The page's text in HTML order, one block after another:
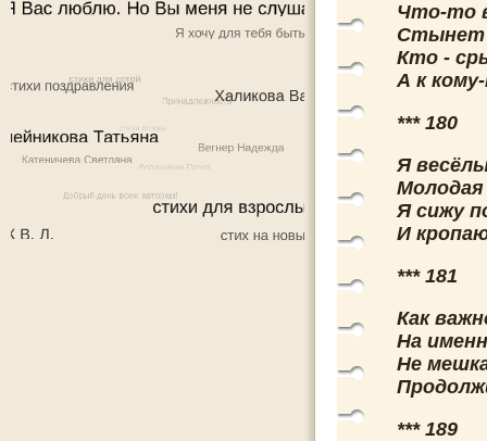
Что-то
Стынет
Кто -
А к
*** 180
Я
Я сижу
И
*** 181
Как
На
Не
*** 189